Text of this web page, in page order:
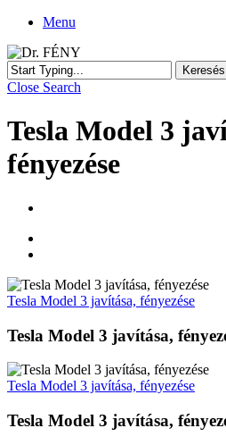
Menu
Keresés
Close Search
Tesla Model 3
fényezése
Tesla Model 3 javítása, fényezése
Tesla Model 3 javítása,
Tesla Model 3 javítása, fényezése
Tesla Model 3 javítása,